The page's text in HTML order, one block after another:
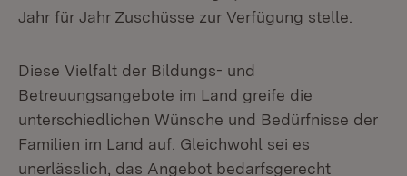
Jahr für Jahr Zuschüsse zur Verfügung stelle.
Diese Vielfalt der Bildungs- und
Betreuungsangebote im Land greife die
unterschiedlichen Wünsche und Bedürfnisse der
Familien im Land auf. Gleichwohl sei es
unerlässlich, das Angebot bedarfsgerecht